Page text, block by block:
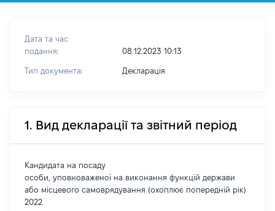
Дата та час
подання:
08.12.2023 10:13
Тип документа: Декларація
1. Вид декларації та звітний період
Кандидата на посаду
особи, уповноваженої на виконання функцій держави
або місцевого самоврядування (охоплює попередній рік)
2022